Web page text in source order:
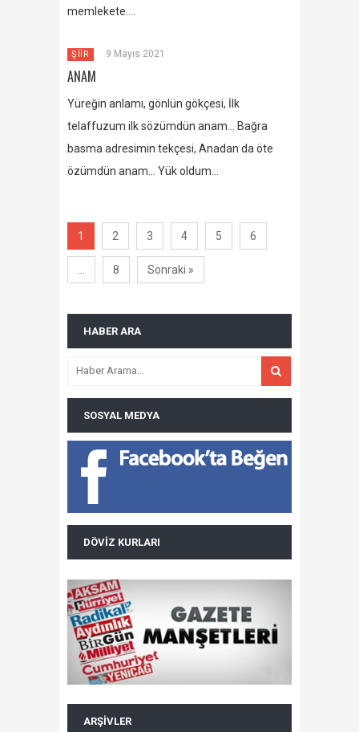
memlekete….
ŞİİR 9 Mayıs 2021
ANAM
Yüreğin anlamı, gönlün gökçesi, İlk
telaffuzum ilk sözümdün anam… Bağra
basma adresimin tekçesi, Anadan da öte
özümdün anam… Yük oldum…
1 2 3 4 5 6
8 Sonraki »
HABER ARA
SOSYAL MEDYA
DÖVIZ KURLARI
ARŞIVLER